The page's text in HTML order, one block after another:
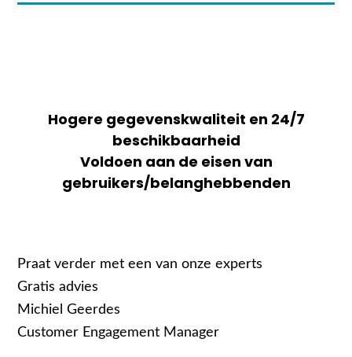
Hogere gegevenskwaliteit en 24/7
beschikbaarheid
Voldoen aan de eisen van
gebruikers/belanghebbenden
Praat verder met een van onze experts
Gratis advies
Michiel Geerdes
Customer Engagement Manager